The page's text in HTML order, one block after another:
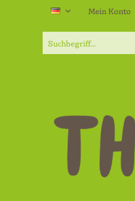
Mein Konto